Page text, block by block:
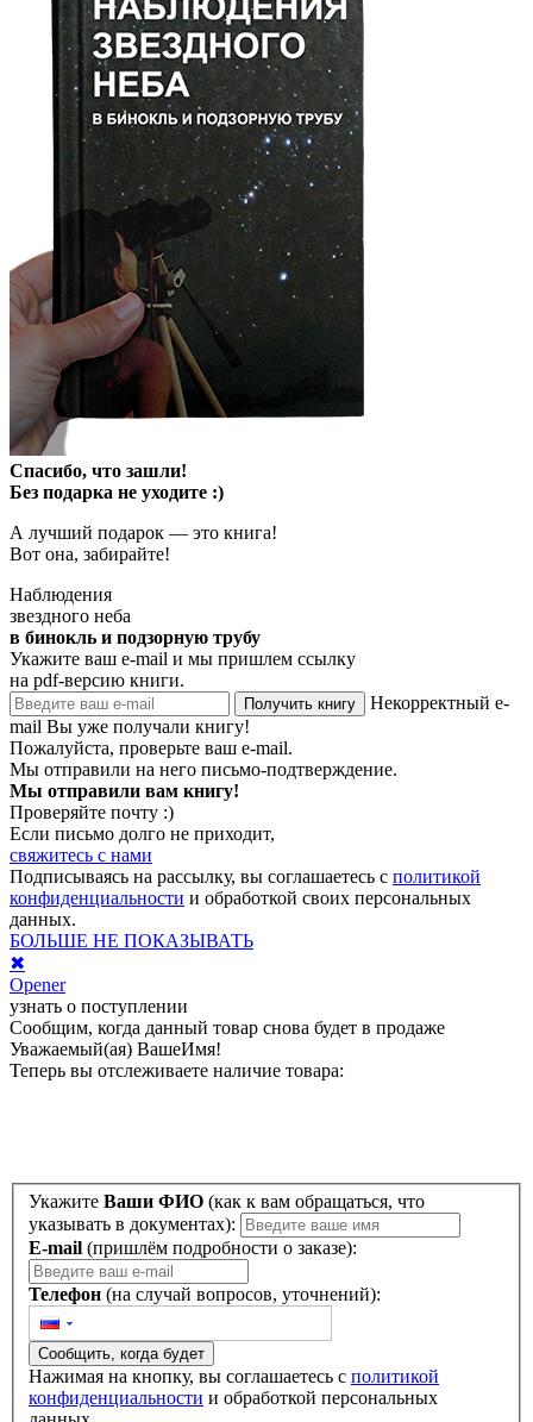
Спасибо, что зашли!
Без подарка не уходите :)
А лучший подарок — это книга!
Вот она, забирайте!
Наблюдения
звездного неба
в бинокль и подзорную трубу
Укажите ваш e-mail и мы пришлем ссылку
на pdf-версию книги.
Получить книгу
Некорректный e-
mail Вы уже получали книгу!
Пожалуйста, проверьте ваш e-mail.
Мы отправили на него письмо-подтверждение.
Мы отправили вам книгу!
Проверяйте почту :)
Если письмо долго не приходит,
свяжитесь с нами
Подписываясь на рассылку, вы соглашаетесь с политикой
конфиденциальности и обработкой своих персональных
данных.
БОЛЬШЕ НЕ ПОКАЗЫВАТЬ
✖
Opener
узнать о поступлении
Сообщим, когда данный товар снова будет в продаже
Уважаемый(ая) ВашеИмя!
Теперь вы отслеживаете наличие товара:
Укажите Ваши ФИО
указывать в документах):
E-mail (пришлём подробности о заказе):
Телефон (на случай вопросов, уточнений):
Сообщить, когда будет
Нажимая на кнопку, вы соглашаетесь с политикой
конфиденциальности